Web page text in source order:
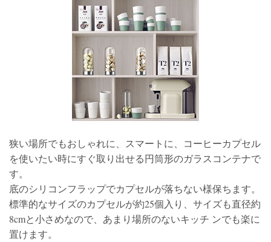
狭い場所でもおしゃれに、スマートに、コーヒーカプセル
を使いたい時にすぐ取り出せる円筒形のガラスコンテナで
す。
底のシリコンフラップでカプセルが落ちない様保ちます。
標準的なサイズのカプセルが約25個入り、サイズも直径約
8cmと小さめなので、あまり場所のないキッチ ンでも楽に
置けます。